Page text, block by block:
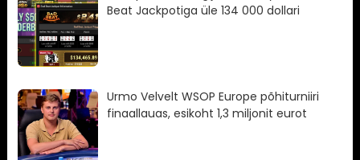
Beat Jackpotiga üle 134 000 dollari
Urmo Velvelt WSOP Europe põhiturniiri
finaallauas, esikoht 1,3 miljonit eurot